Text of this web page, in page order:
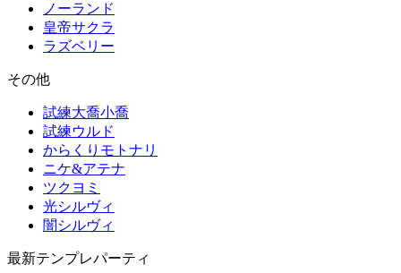
ノーランド
皇帝サクラ
ラズベリー
その他
試練大喬小喬
試練ウルド
からくりモトナリ
ニケ&アテナ
ツクヨミ
光シルヴィ
闇シルヴィ
最新テンプレパーティ